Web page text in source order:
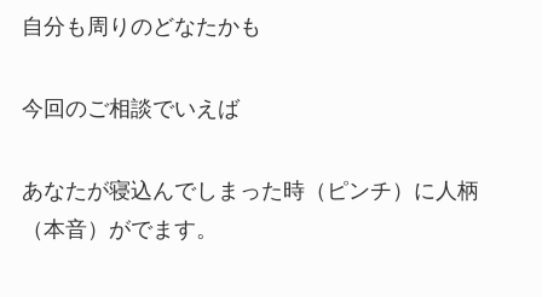
自分も周りのどなたかも
今回のご相談でいえば
あなたが寝込んでしまった時（ピンチ）に人柄
（本音）がでます。